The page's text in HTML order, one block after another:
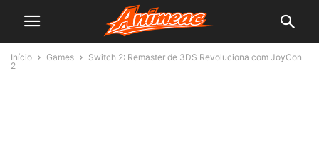
Início Games
Switch 2: Remaster de 3DS Revoluciona com JoyCon
2